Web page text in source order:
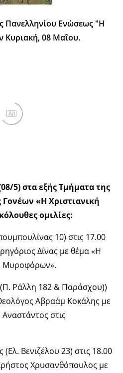
Πανελληνίου Ενώσεως "Η
Κυριακή, 08 Μαΐου.
Ad
5) στα εξής Τμήματα της
«Η Χριστιανική
ομιλίες:
10) στις 17.00
Δίνας με θέμα «Η
Μυροφόρων».
Ράλλη 182 & Παράσχου))
Αβραάμ Κοκάλης με
στις
Βενιζέλου 23) στις 18.00
Χρυσανθόπουλος με